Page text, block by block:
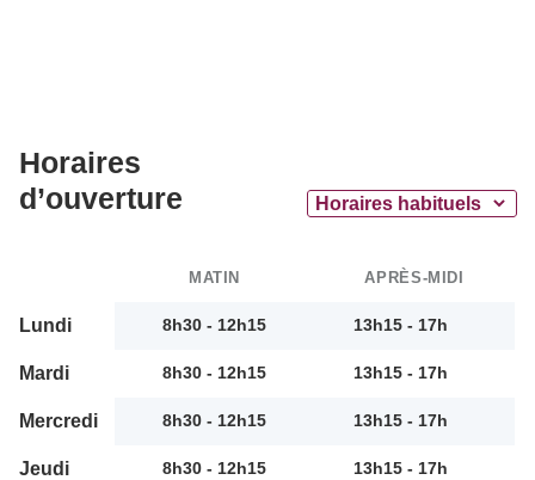
Horaires
d’ouverture
MATIN APRÈS-MIDI
Lundi 8h30 - 12h15 13h15 - 17h
Mardi 8h30 - 12h15 13h15 - 17h
Mercredi 8h30 - 12h15 13h15 - 17h
Jeudi 8h30 - 12h15 13h15 - 17h